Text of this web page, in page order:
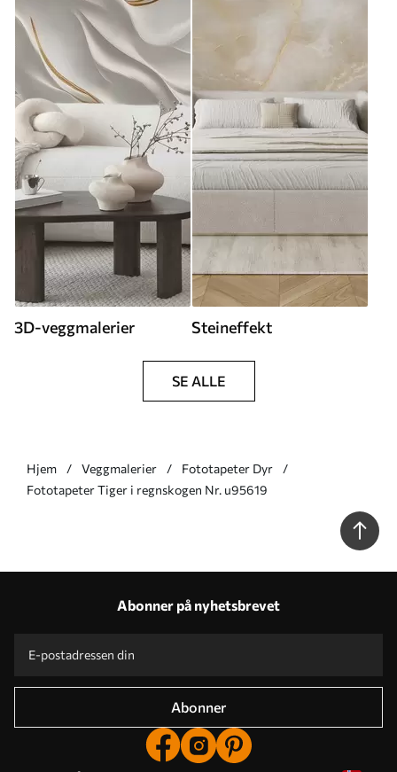
3D-veggmalerier Steineffekt
SE ALLE
Hjem Veggmalerier
Fototapeter Dyr
Fototapeter Tiger i regnskogen Nr. u95619
Abonner på nyhetsbrevet
Abonner